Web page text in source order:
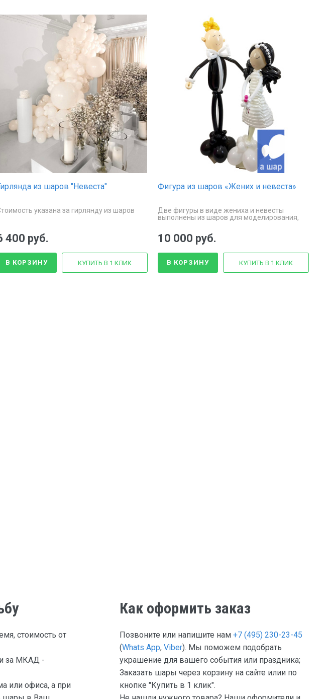
из шаров "Невеста"
указана за гирлянду из шаров
400 руб.
В КОРЗИНУ КУПИТЬ В 1 КЛИК
Фигура из шаров «Жених и невеста»
Две фигуры в виде жениха и невесты
выполнены из шаров для моделирования,
10 000 руб.
В КОРЗИНУ КУПИТЬ В 1 КЛИК
стоимость от
за МКАД -
или офиса, а при
Как оформить заказ
Позвоните или напишите нам +7 (495) 230-23-45
(Whats App, Viber). Мы поможем подобрать
украшение для вашего события или праздника;
Заказать шары через корзину на сайте илии по
кнопке "Купить в 1 клик".